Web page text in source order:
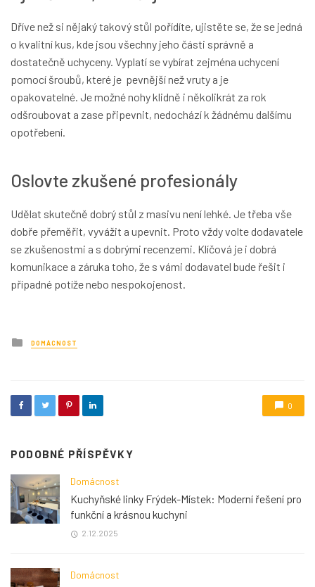
Dříve než si nějaký takový stůl pořídíte, ujistěte se, že se jedná
o kvalitní kus, kde jsou všechny jeho části správně a
dostatečně uchyceny. Vyplatí se vybírat zejména uchycení
pomocí šroubů, které je pevnější než vruty a je
opakovatelné. Je možné nohy klidně i několikrát za rok
odšroubovat a zase připevnit, nedochází k žádnému dalšímu
opotřebení.
Oslovte zkušené profesionály
Udělat skutečně dobrý stůl z masivu není lehké. Je třeba vše
dobře přeměřit, vyvážit a upevnit. Proto vždy volte dodavatele
se zkušenostmi a s dobrými recenzemi. Klíčová je i dobrá
komunikace a záruka toho, že s vámi dodavatel bude řešit i
případné potíže nebo nespokojenost.
Posted
in
DOMÁCNOST
0
PODOBNÉ PŘÍSPĚVKY
Domácnost
Kuchyňské linky Frýdek-Místek: Moderní řešení pro
funkční a krásnou kuchyni
2.12.2025
Domácnost